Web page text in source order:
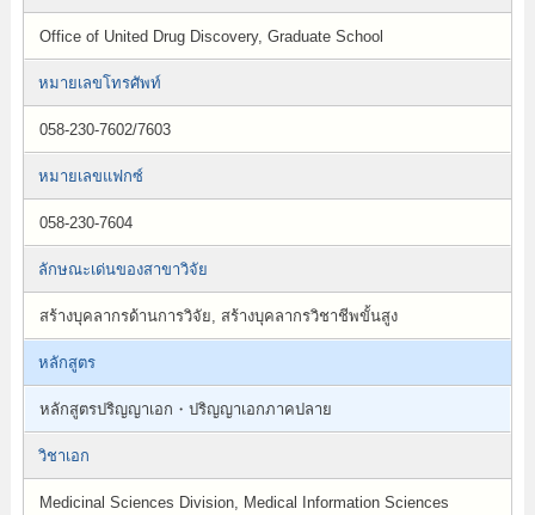
Office of United Drug Discovery, Graduate School
หมายเลขโทรศัพท์
058-230-7602/7603
หมายเลขแฟกซ์
058-230-7604
ลักษณะเด่นของสาขาวิจัย
สร้างบุคลากรด้านการวิจัย, สร้างบุคลากรวิชาชีพขั้นสูง
หลักสูตร
หลักสูตรปริญญาเอก・ปริญญาเอกภาคปลาย
วิชาเอก
Medicinal Sciences Division, Medical Information Sciences